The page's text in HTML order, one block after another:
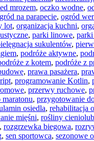
mrozem, oczko wodne,
na parapecie, ogród
lot, organizacja kuchni,
, parki linowe, parki
sukulentów,
, podróże aktywne,
z kotem, podróże z
, prawa pasażera,
, programowanie Kotlin,
, przerwy ruchowe,
, przygotowanie
osiedla, rehabilitacja
mięśni, rośliny
, rozgrzewka biegowa,
, sen sportowca, sezonowe